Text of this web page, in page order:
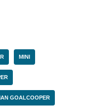
MINI
GOALCOOPER